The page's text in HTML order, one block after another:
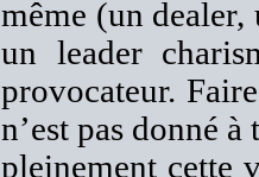
même (un dealer,
un leader
provocateur.
n’est pas donné
pleinement cette